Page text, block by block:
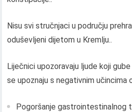
Nisu svi stručnjaci u području
oduševljeni dijetom u Kremlju..
Liječnici upozoravaju ljude koji
se upoznaju s negativnim učincima
Pogoršanje gastrointestinalnog